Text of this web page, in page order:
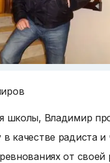
школы, Владимир
качестве радиста и
от своей